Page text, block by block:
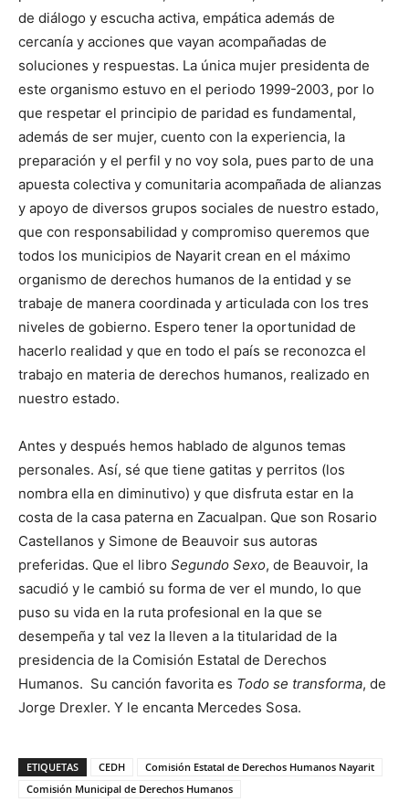
de diálogo y escucha activa, empática además de
cercanía y acciones que vayan acompañadas de
soluciones y respuestas. La única mujer presidenta de
este organismo estuvo en el periodo 1999-2003, por lo
que respetar el principio de paridad es fundamental,
además de ser mujer, cuento con la experiencia, la
preparación y el perfil y no voy sola, pues parto de una
apuesta colectiva y comunitaria acompañada de alianzas
y apoyo de diversos grupos sociales de nuestro estado,
que con responsabilidad y compromiso queremos que
todos los municipios de Nayarit crean en el máximo
organismo de derechos humanos de la entidad y se
trabaje de manera coordinada y articulada con los tres
niveles de gobierno. Espero tener la oportunidad de
hacerlo realidad y que en todo el país se reconozca el
trabajo en materia de derechos humanos, realizado en
nuestro estado.
Antes y después hemos hablado de algunos temas
personales. Así, sé que tiene gatitas y perritos (los
nombra ella en diminutivo) y que disfruta estar en la
costa de la casa paterna en Zacualpan. Que son Rosario
Castellanos y Simone de Beauvoir sus autoras
preferidas. Que el libro Segundo Sexo, de Beauvoir, la
sacudió y le cambió su forma de ver el mundo, lo que
puso su vida en la ruta profesional en la que se
desempeña y tal vez la lleven a la titularidad de la
presidencia de la Comisión Estatal de Derechos
Humanos. Su canción favorita es Todo se transforma, de
Jorge Drexler. Y le encanta Mercedes Sosa.
ETIQUETAS CEDH
Comisión Estatal de Derechos Humanos Nayarit
Comisión Municipal de Derechos Humanos